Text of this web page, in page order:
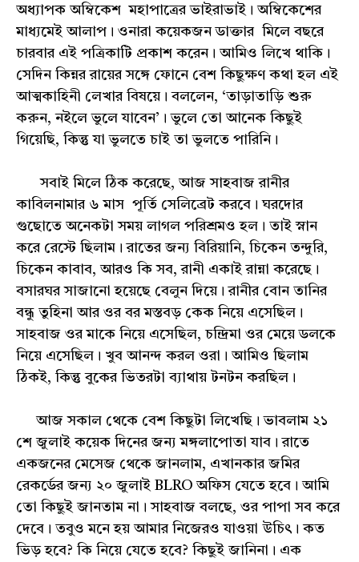
অধ্যাপক অম্বিকেশ মহাপাত্রের ভাইরাভাই। অম্বিকেশের
মাধ্যমেই আলাপ। ওনারা কয়েকজন ডাক্তার মিলে বছরে
চারবার এই পত্রিকাটি প্রকাশ করেন। আমিও লিখে থাকি।
সেদিন কিন্নর রায়ের সঙ্গে ফোনে বেশ কিছুক্ষণ কথা হল এই
আত্মকাহিনী লেখার বিষয়ে। বললেন, ‘তাড়াতাড়ি শুরু
করুন, নইলে ভুলে যাবেন’। ভুলে তো আনেক কিছুই
গিয়েছি, কিন্তু যা ভুলতে চাই তা ভুলতে পারিনি।
সবাই মিলে ঠিক করেছে, আজ সাহবাজ রানীর
কাবিলনামার ৬ মাস পূর্তি সেলিব্রেট করবে। ঘরদোর
গুছোতে অনেকটা সময় লাগল পরিশ্রমও হল। তাই স্নান
করে রেস্টে ছিলাম। রাতের জন্য বিরিয়ানি, চিকেন তন্দুরি,
চিকেন কাবাব, আরও কি সব, রানী একাই রান্না করেছে।
বসারঘর সাজানো হয়েছে বেলুন দিয়ে। রানীর বোন তানির
বন্ধু তুহিনা আর ওর বর মস্তবড় কেক নিয়ে এসেছিল।
সাহবাজ ওর মাকে নিয়ে এসেছিল, চন্দ্রিমা ওর মেয়ে ডলকে
নিয়ে এসেছিল। খুব আনন্দ করল ওরা। আমিও ছিলাম
ঠিকই, কিন্তু বুকের ভিতরটা ব্যাথায় টনটন করছিল।
আজ সকাল থেকে বেশ কিছুটা লিখেছি। ভাবলাম ২১
শে জুলাই কয়েক দিনের জন্য মঙ্গলাপোতা যাব। রাতে
একজনের মেসেজ থেকে জানলাম, এখানকার জমির
রেকর্ডের জন্য ২০ জুলাই BLRO অফিস যেতে হবে। আমি
তো কিছুই জানতাম না। সাহবাজ বলছে, ওর পাপা সব করে
দেবে। তবুও মনে হয় আমার নিজেরও যাওয়া উচিৎ। কত
ভিড় হবে? কি নিয়ে যেতে হবে? কিছুই জানিনা। এক